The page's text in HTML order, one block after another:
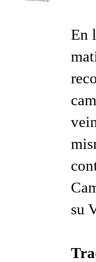
En
su